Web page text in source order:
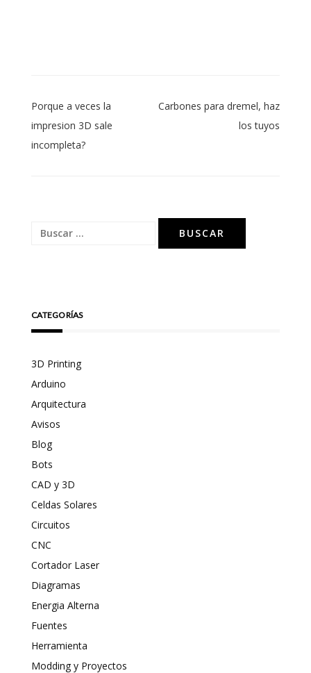
Navegación
de
entradas
Porque a veces la
impresion 3D sale
incompleta?
Carbones para dremel, haz
los tuyos
Buscar:
CATEGORÍAS
3D Printing
Arduino
Arquitectura
Avisos
Blog
Bots
CAD y 3D
Celdas Solares
Circuitos
CNC
Cortador Laser
Diagramas
Energia Alterna
Fuentes
Herramienta
Modding y Proyectos